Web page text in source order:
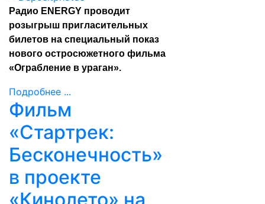
Радио ENERGY проводит
розыгрыш пригласительных
билетов на специальный показ
нового остросюжетного фильма
«Ограбление в ураган».
Подробнее ...
Фильм
«Стартрек:
Бесконечность»
в проекте